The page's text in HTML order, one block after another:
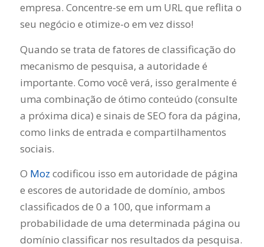
empresa. Concentre-se em um URL que reflita o
seu negócio e otimize-o em vez disso!
Quando se trata de fatores de classificação do
mecanismo de pesquisa, a autoridade é
importante. Como você verá, isso geralmente é
uma combinação de ótimo conteúdo (consulte
a próxima dica) e sinais de SEO fora da página,
como links de entrada e compartilhamentos
sociais.
O Moz codificou isso em autoridade de página
e escores de autoridade de domínio, ambos
classificados de 0 a 100, que informam a
probabilidade de uma determinada página ou
domínio classificar nos resultados da pesquisa.